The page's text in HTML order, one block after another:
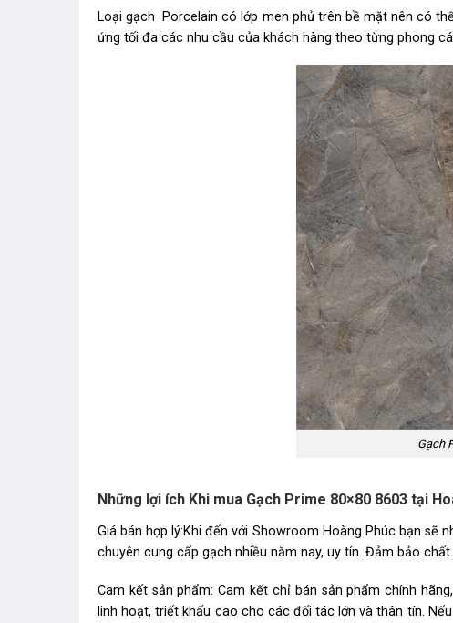
Loại gạch Porcelain có lớp men phủ trên bề mặt nên có
ứng tối đa các nhu cầu của khách hàng theo từng phong
Gạch
Những lợi ích Khi mua Gạch Prime 80×80 8603 tại
Giá bán hợp lý:Khi đến với Showroom Hoàng Phúc bạn sẽ
chuyên cung cấp gạch nhiều năm nay, uy tín. Đảm bảo
Cam kết sản phẩm: Cam kết chỉ bán sản phẩm chính
linh hoạt, triết khấu cao cho các đối tác lớn và thân tín.